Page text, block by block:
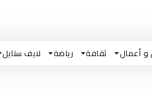
و أعمال ثقافة رياضة لايف ستايل